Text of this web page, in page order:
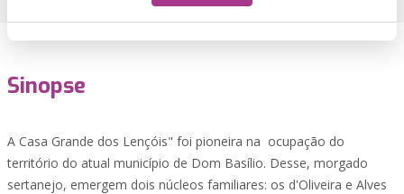
Sinopse
A Casa Grande dos Lençóis" foi pioneira na ocupação do
território do atual município de Dom Basílio. Desse, morgado
sertanejo, emergem dois núcleos familiares: os d'Oliveira e Alves